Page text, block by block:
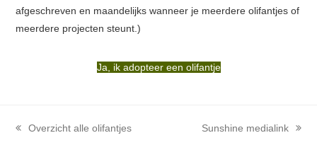
afgeschreven en maandelijks wanneer je meerdere olifantjes of
meerdere projecten steunt.)
Ja, ik adopteer een olifantje
Overzicht alle olifantjes Sunshine medialink